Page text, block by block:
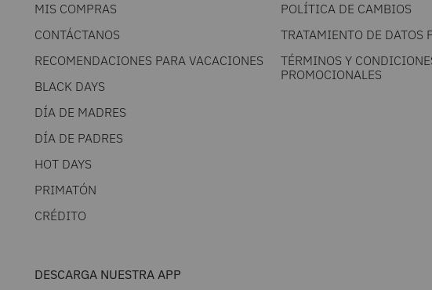
MIS COMPRAS
CONTÁCTANOS
RECOMENDACIONES PARA VACACIONES
BLACK DAYS
DÍA DE MADRES
DÍA DE PADRES
HOT DAYS
PRIMATÓN
CRÉDITO
POLÍTICA DE CAMBIOS
TRATAMIENTO DE DATOS
TÉRMINOS Y
PROMOCIONALES
DESCARGA NUESTRA APP